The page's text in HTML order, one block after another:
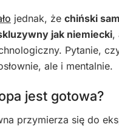
jednak, że chiński
jak niemiecki,
Pytanie,
ale i mentalnie.
jest gotowa?
przymierza się do